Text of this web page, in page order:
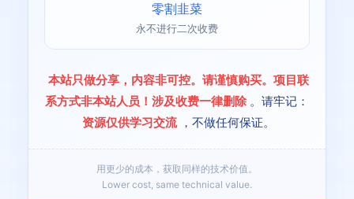
零割韭菜
永不进行二次收费
本站只做分享，内容非可控。请谨慎购买。项目联
系方式非本站人员！涉及收费一律删除 。请牢记：
资源仅供学习交流 ，不做任何保证。
用更少的成本，获取同样的技术价值。
Lower cost, same technical value.